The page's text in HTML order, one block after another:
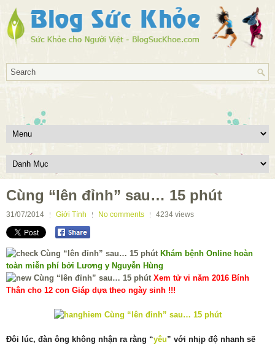
Cùng “lên đỉnh” sau… 15 phút
31/07/2014 Giới Tính No comments 4234 views
Khám bệnh Online hoàn
toàn miễn phí bởi Lương y Nguyễn Hùng
Xem tử vi năm 2016 Bính
Thân cho 12 con Giáp dựa theo ngày sinh !!!
Đôi lúc, đàn ông không nhận ra rằng “yêu” với nhịp độ nhanh sẽ